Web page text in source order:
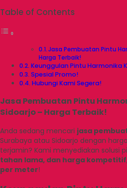
Table of Contents
Jasa Pembuatan Pintu
Harga Terbaik!
Keunggulan Pintu Harmonika
Spesial Promo!
Hubungi Kami Segera!
Jasa Pembuatan Pintu
Sidoarjo – Harga Terbaik!
Anda sedang mencari jasa
Surabaya atau Sidoarjo dengan
terjamin? Kami menyediakan solusi
tahan lama, dan harga kompetitif
per meter!